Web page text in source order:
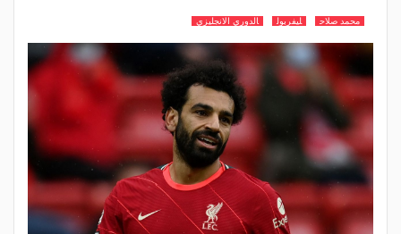
محمد صلاح ليفربول الدوري الانجليزي